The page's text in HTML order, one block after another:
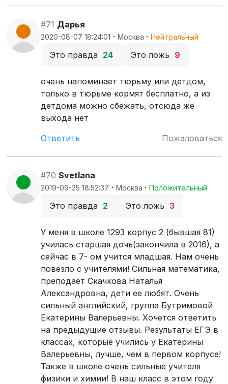
#71 Дарья
2020-08-07 18:24:01 · Москва · Нейтральный
Это правда 24 Это ложь 9
очень напоминает тюрьму или детдом,
только в тюрьме кормят бесплатно, а из
детдома можно сбежать, отсюда же
выхода нет
Ответить
Пожаловаться
#70 Svetlana
2019-09-25 18:52:37 · Москва · Положительный
Это правда 2 Это ложь 3
У меня в школе 1293 корпус 2 (бывшая 81)
училась старшая дочь(закончила в 2016), а
сейчас в 7- ом учится младшая. Нам очень
повезло с учителями! Сильная математика,
преподаёт Скачкова Наталья
Александровна, дети ее любят. Очень
сильный английский, группа Бутримовой
Екатерины Валерьевны. Хочется ответить
на предыдущие отзывы. Результаты ЕГЭ в
классах, которые учились у Екатерины
Валерьевны, лучше, чем в первом корпусе!
Также в школе очень сильные учителя
физики и химии! В наш класс в этом году